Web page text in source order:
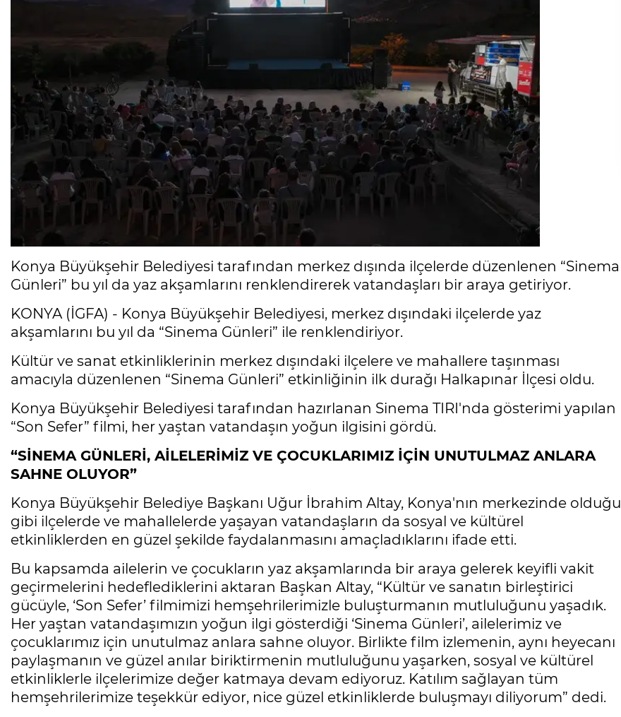
Konya Büyükşehir Belediyesi tarafından merkez dışında ilçelerde düzenlenen “Sinema
Günleri” bu yıl da yaz akşamlarını renklendirerek vatandaşları bir araya getiriyor.
KONYA (İGFA) - Konya Büyükşehir Belediyesi, merkez dışındaki ilçelerde yaz
akşamlarını bu yıl da “Sinema Günleri” ile renklendiriyor.
Kültür ve sanat etkinliklerinin merkez dışındaki ilçelere ve mahallere taşınması
amacıyla düzenlenen “Sinema Günleri” etkinliğinin ilk durağı Halkapınar İlçesi oldu.
Konya Büyükşehir Belediyesi tarafından hazırlanan Sinema TIRI'nda gösterimi yapılan
“Son Sefer” filmi, her yaştan vatandaşın yoğun ilgisini gördü.
“SİNEMA GÜNLERİ, AİLELERİMİZ VE ÇOCUKLARIMIZ İÇİN UNUTULMAZ ANLARA
SAHNE OLUYOR”
Konya Büyükşehir Belediye Başkanı Uğur İbrahim Altay, Konya'nın merkezinde olduğu
gibi ilçelerde ve mahallelerde yaşayan vatandaşların da sosyal ve kültürel
etkinliklerden en güzel şekilde faydalanmasını amaçladıklarını ifade etti.
Bu kapsamda ailelerin ve çocukların yaz akşamlarında bir araya gelerek keyifli vakit
geçirmelerini hedeflediklerini aktaran Başkan Altay, “Kültür ve sanatın birleştirici
gücüyle, ‘Son Sefer’ filmimizi hemşehrilerimizle buluşturmanın mutluluğunu yaşadık.
Her yaştan vatandaşımızın yoğun ilgi gösterdiği ‘Sinema Günleri’, ailelerimiz ve
çocuklarımız için unutulmaz anlara sahne oluyor. Birlikte film izlemenin, aynı heyecanı
paylaşmanın ve güzel anılar biriktirmenin mutluluğunu yaşarken, sosyal ve kültürel
etkinliklerle ilçelerimize değer katmaya devam ediyoruz. Katılım sağlayan tüm
hemşehrilerimize teşekkür ediyor, nice güzel etkinliklerde buluşmayı diliyorum” dedi.